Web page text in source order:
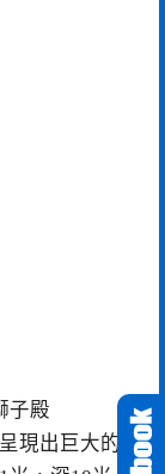
子殿
現出巨大的獅